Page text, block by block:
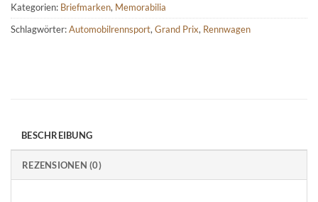
Kategorien: Briefmarken, Memorabilia
Schlagwörter:Automobilrennsport, Grand Prix, Rennwagen
BESCHREIBUNG
REZENSIONEN (0)